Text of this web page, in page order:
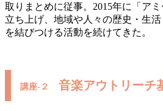
取りまとめに従事。2015年に「ア
立ち上げ、地域や人々の歴史・生
を結びつける活動を続けてきた。
講座-２ 音楽アウトリーチ